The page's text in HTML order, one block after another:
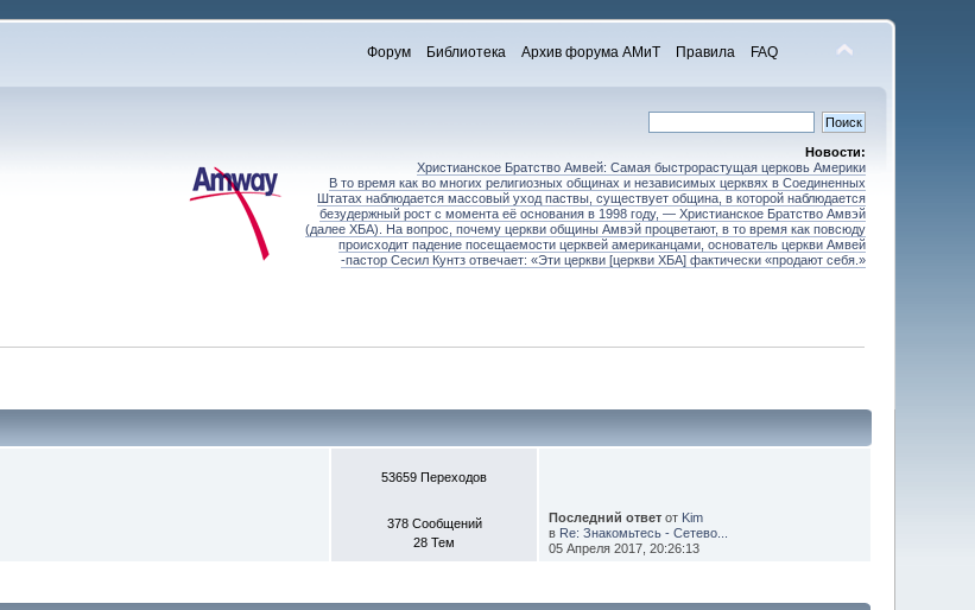
Форум Библиотека Архив форума АМиТ Правила FAQ
Новости:
Христианское Братство Амвей: Самая быстрорастущая церковь Америки
В то время как во многих религиозных общинах и независимых церквях в Соединенных
Штатах наблюдается массовый уход паствы, существует община, в которой наблюдается
безудержный рост с момента её основания в 1998 году, — Христианское Братство Амвэй
(далее ХБА). На вопрос, почему церкви общины Амвэй процветают, в то время как повсюду
происходит падение посещаемости церквей американцами, основатель церкви Амвей
-пастор Сесил Кунтз отвечает: «Эти церкви [церкви ХБА] фактически «продают себя.»
53659 Переходов
378 Сообщений
28 Тем
Последний ответот Kim
в Re: Знакомьтесь - Сетево...
05 Апреля 2017, 20:26:13